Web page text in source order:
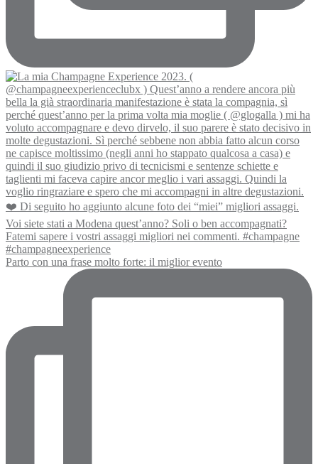
Parto con una frase molto forte: il miglior evento